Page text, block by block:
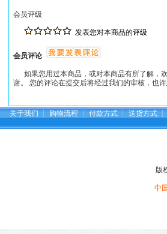
会员评级
发表您对本商品的评级
会员评论
如果您用过本商品，或对本商品有所了解，
谢。 您的评论在提交后将经过我们的审核，也
关于我们 ┆ 购物流程 ┆ 付款方式 ┆ 送货方式 ┆
版
中